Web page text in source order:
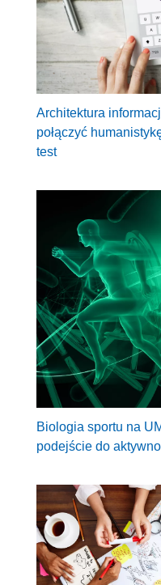
Architektura
połączyć
test
Biologia sportu na
podejście do